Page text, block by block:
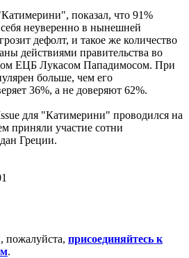
показал, что 91%
неуверенно в нынешней
дефолт, и такое же количество
действиями правительства во
ЕЦБ Лукасом Пападимосом. При
больше, чем его
36%, а не доверяют 62%.
для "Катимерини" проводился на
приняли участие сотни
Греции.
пожалуйста, присоединяйтесь к
.